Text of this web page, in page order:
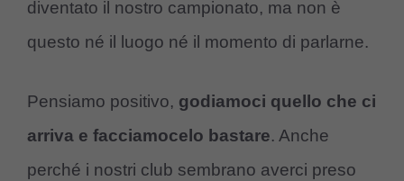
diventato il nostro campionato, ma non è
questo né il luogo né il momento di parlarne.
Pensiamo positivo, godiamoci quello che ci
arriva e facciamocelo bastare. Anche
perché i nostri club sembrano averci preso